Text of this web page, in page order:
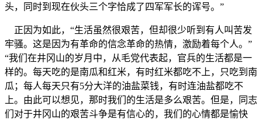
头，同时到现在伙头三个字恰成了四军军长的诨号。”
正因为如此，“生活虽然很艰苦，但却很少听到有人叫苦发
牢骚。这是因为有革命的信念革命的热情，激励着每个人。”
“我们在井冈山的岁月中，从毛党代表起，官兵的生活都是一
样的。每天吃的是南瓜和红米，有时红米都吃不上，只吃到南
瓜；每人每天只有5分大洋的油盐菜钱，有时连油盐都吃不
上。由此可以想见，那时我们的生活是多么艰苦。但是，同志
们对于井冈山的艰苦斗争是有信心的，我们的心情都是愉快